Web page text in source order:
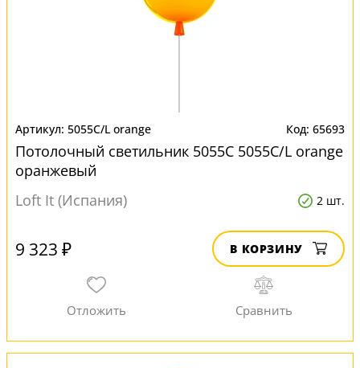
5055C/L orange 65693
Потолочный светильник 5055C 5055C/L orange
оранжевый
Loft It (Испания)
2 шт.
9 323 ₽ В КОРЗИНУ